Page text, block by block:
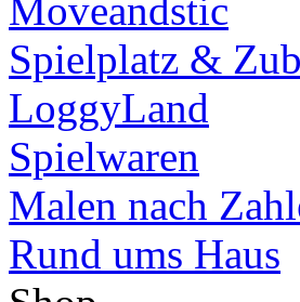
Moveandstic
Spielplatz &
LoggyLand
Spielwaren
Malen nach
Rund ums Haus